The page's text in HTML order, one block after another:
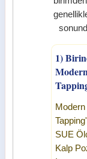
1)
SUE
Kalp